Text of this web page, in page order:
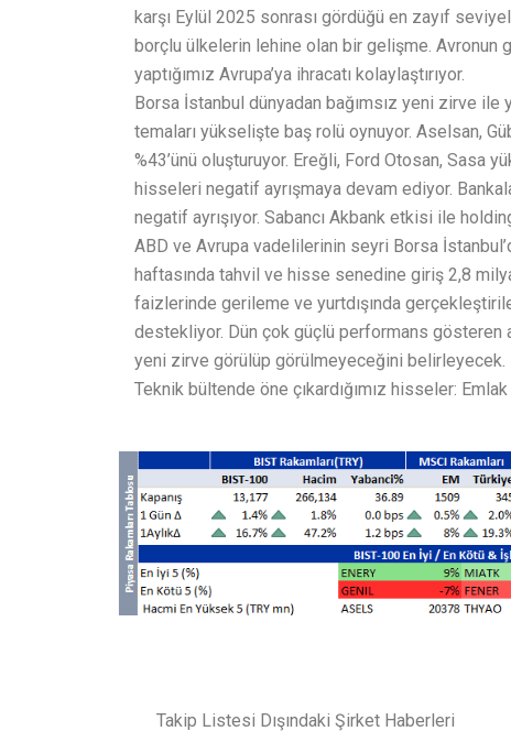
karşı Eylül 2025 sonrası gördüğü en zayıf
borçlu ülkelerin lehine olan bir gelişme. Avronun
yaptığımız Avrupa’ya ihracatı kolaylaştırıyor.
Borsa İstanbul dünyadan bağımsız yeni zirve
temaları yükselişte baş rolü oynuyor. Aselsan,
%43’ünü oluşturuyor. Ereğli, Ford Otosan, Sasa
hisseleri negatif ayrışmaya devam ediyor.
negatif ayrışıyor. Sabancı Akbank etkisi ile
ABD ve Avrupa vadelilerinin seyri Borsa
haftasında tahvil ve hisse senedine giriş 2,8
faizlerinde gerileme ve yurtdışında
destekliyor. Dün çok güçlü performans
yeni zirve görülüp görülmeyeceğini belirleyecek.
Teknik bültende öne çıkardığımız hisseler: Emlak
Takip Listesi Dışındaki Şirket Haberleri